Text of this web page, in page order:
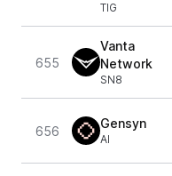
TIG
655
Vanta
Network
SN8
656
Gensyn
AI